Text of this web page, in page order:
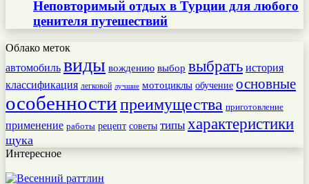
Неповторимый отдых в Турции для любого
ценителя путешествий
Облако меток
автомобиль виды вождению выбор выбрать история
классификация легковой лучшие мотоциклы обучение основные
особенностипреимущества приготовление
применение работы рецепт советы типы характеристики
щука
Интересное